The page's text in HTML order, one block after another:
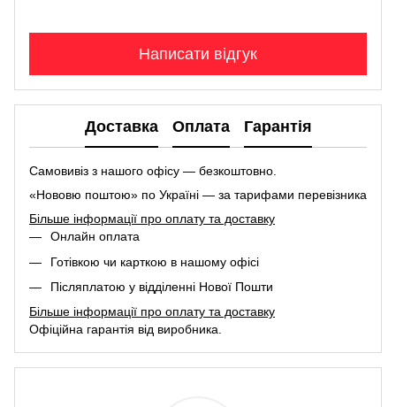
Написати відгук
Доставка Оплата Гарантія
Самовивіз з нашого офісу — безкоштовно.
«Нововю поштою» по Україні — за тарифами перевізника
Більше інформації про оплату та доставку
Онлайн оплата
Готівкою чи карткою в нашому офісі
Післяплатою у відділенні Нової Пошти
Більше інформації про оплату та доставку
Офіційна гарантія від виробника.